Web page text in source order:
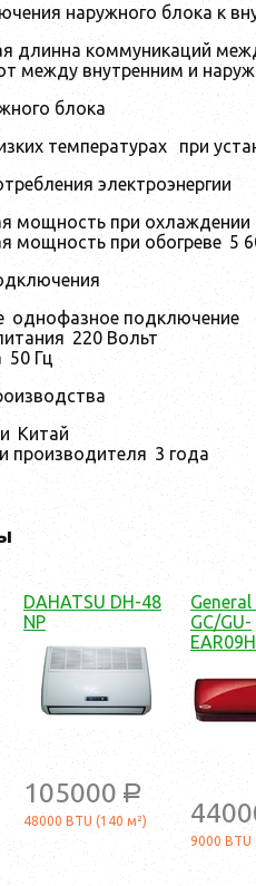
наружного блока к
длинна коммуникаций
между внутренним и
блока
температурах
при
электроэнергии
мощность при охлаждении
мощность при обогреве 5
однофазное подключение
220 Вольт
50 Гц
Китай
производителя 3 года
DAHATSU DH-48
NP
105000 a
48000 BTU (140 м²)
GC/GU-
9000 BTU